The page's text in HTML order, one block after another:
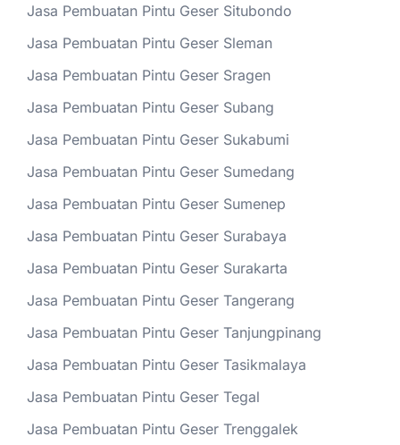
Jasa Pembuatan Pintu Geser Situbondo
Jasa Pembuatan Pintu Geser Sleman
Jasa Pembuatan Pintu Geser Sragen
Jasa Pembuatan Pintu Geser Subang
Jasa Pembuatan Pintu Geser Sukabumi
Jasa Pembuatan Pintu Geser Sumedang
Jasa Pembuatan Pintu Geser Sumenep
Jasa Pembuatan Pintu Geser Surabaya
Jasa Pembuatan Pintu Geser Surakarta
Jasa Pembuatan Pintu Geser Tangerang
Jasa Pembuatan Pintu Geser Tanjungpinang
Jasa Pembuatan Pintu Geser Tasikmalaya
Jasa Pembuatan Pintu Geser Tegal
Jasa Pembuatan Pintu Geser Trenggalek